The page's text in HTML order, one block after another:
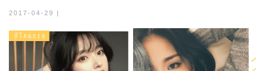
2017-04-29 |